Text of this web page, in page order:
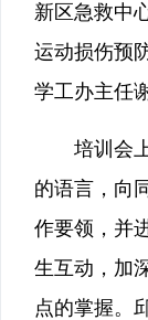
新区急救中
运动损伤预
学工办主任
培训会
的语言，向
作要领，并
生互动，加
点的掌握。